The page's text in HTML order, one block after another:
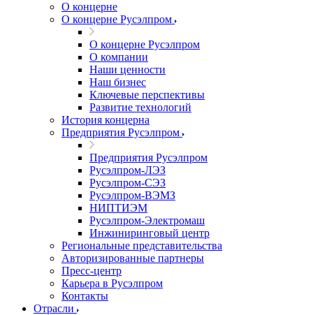
О концерне
О концерне Русэлпром
О концерне Русэлпром
О компании
Наши ценности
Наш бизнес
Ключевые перспективы
Развитие технологий
История концерна
Предприятия Русэлпром
Предприятия Русэлпром
Русэлпром-ЛЭЗ
Русэлпром-СЭЗ
Русэлпром-ВЭМЗ
НИПТИЭМ
Русэлпром-Электромаш
Инжиниринговый центр
Региональные представительства
Авторизированные партнеры
Пресс-центр
Карьера в Русэлпром
Контакты
Отрасли